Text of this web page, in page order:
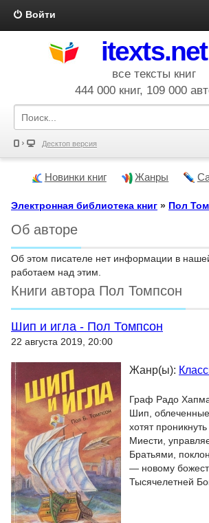
Войти
itexts.net
все тексты книг
444 000 книг, 109 000
Десктоп версия
Новинки книг Жанры
Электронная библиотека книг » Пол
Об авторе
Об этом писателе нет информации в
работаем над этим.
Книги автора Пол Томпсон
Шип и игла - Пол Томпсон
22 августа 2019, 20:00
Жанр(ы):
Граф Радо
Шип,
хотят
Миести,
Братьями,
— новому
Тысячелетней